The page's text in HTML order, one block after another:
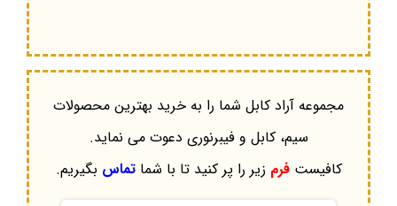
مجموعه آراد کابل شما را به خرید بهترین محصولات
سیم، کابل و فیبرنوری دعوت می نماید.
کافیستفرم زیر را پر کنید تا با شماتماس بگیریم.